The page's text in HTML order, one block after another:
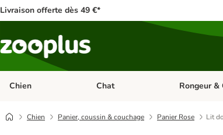
Livraison offerte dès 49 €*
Chien Dérouler les catégories: Chien
Chat Dérouler les
Rongeur &
Chien Panier, coussin & couchage Panier Rose Lit